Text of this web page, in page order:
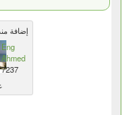
إضافة منذ 15
Eng
Ahmed
7237